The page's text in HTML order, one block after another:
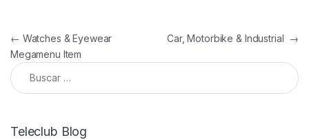
Navegación de entradas
← Watches & Eyewear
Megamenu Item
Car, Motorbike & Industrial →
Buscar:
Teleclub Blog